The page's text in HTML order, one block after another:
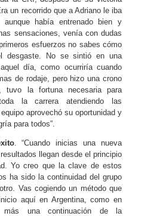
un recorrido que a Adriano le iba
había entrenado bien y
sensaciones, venía con dudas
esfuerzos no sabes cómo
desgaste. No se sintió en una
día, como ocurriría cuando
de rodaje, pero hizo una crono
tuvo la fortuna necesaria para
la carrera atendiendo las
aprovechó su oportunidad y
para todos”.
. “Cuando inicias una nueva
llegan desde el principio
Yo creo que la clave de estos
ha sido la continuidad del grupo
Vas cogiendo un método que
aquí en Argentina, como en
más una continuación de la